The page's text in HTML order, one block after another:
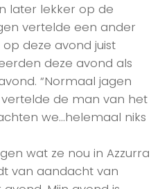
later lekker op de
vertelde een ander
deze avond juist
deze avond als
“Normaal jagen
de man van het
we…helemaal niks
wat ze nou in Azzurra
van aandacht van